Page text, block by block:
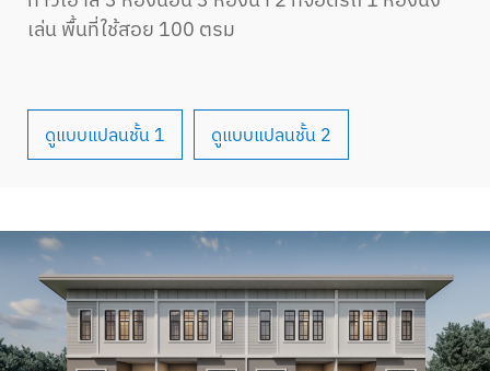
เล่น พื้นที่ใช้สอย 100 ตรม
ดูแบบแปลนชั้น 1 ดูแบบแปลนชั้น 2